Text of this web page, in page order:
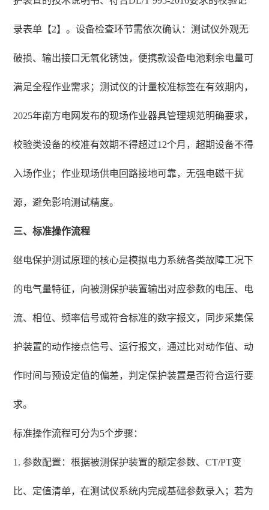
录表单【2】。设备检查环节需依次确认：测试仪外观无
破损、输出接口无氧化锈蚀，便携款设备电池剩余电量可
满足全程作业需求；测试仪的计量校准标签在有效期内，
2025年南方电网发布的现场作业器具管理规范明确要求，
校验类设备的校准有效期不得超过12个月，超期设备不得
入场作业；作业现场供电回路接地可靠，无强电磁干扰
源，避免影响测试精度。
三、标准操作流程
继电保护测试原理的核心是模拟电力系统各类故障工况下
的电气量特征，向被测保护装置输出对应参数的电压、电
流、相位、频率信号或符合标准的数字报文，同步采集保
护装置的动作接点信号、运行报文，通过比对动作值、动
作时间与预设定值的偏差，判定保护装置是否符合运行要
求。
标准操作流程可分为5个步骤：
1. 参数配置：根据被测保护装置的额定参数、CT/PT变
比、定值清单，在测试仪系统内完成基础参数录入；若为